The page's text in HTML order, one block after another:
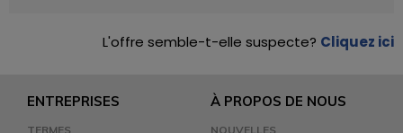
L'offre semble-t-elle suspecte? Cliquez ici
ENTREPRISES
TERMES
À PROPOS DE NOUS
NOUVELLES